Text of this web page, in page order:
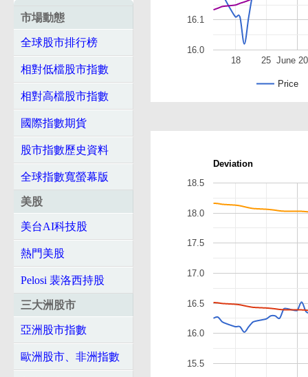
市場動態
全球股市排行榜
相對低檔股市指數
相對高檔股市指數
國際指數期貨
股市指數歷史資料
全球指數寬螢幕版
美股
美台AI科技股
熱門美股
Pelosi 裴洛西持股
三大洲股市
亞洲股市指數
歐洲股市、非洲指數
Price
June
18 25
16.0
16.1
Deviation
15.5
16.0
16.5
17.0
17.5
18.0
18.5